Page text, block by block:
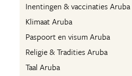
Inentingen & vaccinaties Aruba
Klimaat Aruba
Paspoort en visum Aruba
Religie & Tradities Aruba
Taal Aruba